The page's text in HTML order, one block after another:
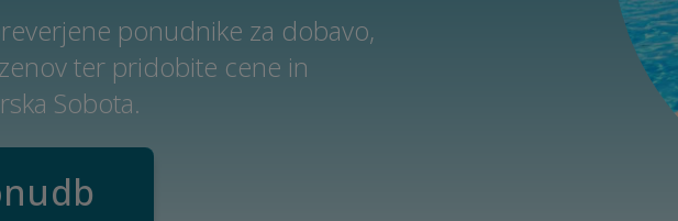
ponudnike za dobavo,
ter pridobite cene in
Sobota.